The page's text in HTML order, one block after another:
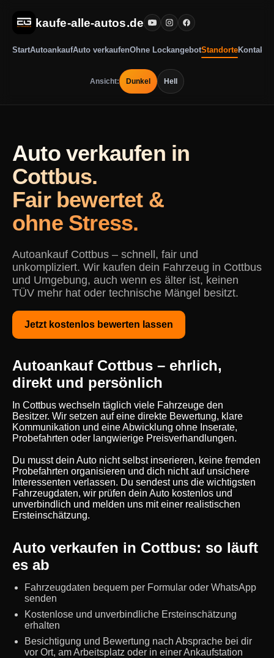
kaufe-alle-autos.de
StartAutoankaufAuto verkaufenOhne LockangebotStandorteKontakt
Ansicht: Dunkel Hell
Auto verkaufen in
Cottbus.
Fair bewertet &
ohne Stress.
Autoankauf Cottbus – schnell, fair und
unkompliziert. Wir kaufen dein Fahrzeug in Cottbus
und Umgebung, auch wenn es älter ist, keinen
TÜV mehr hat oder technische Mängel besitzt.
Jetzt kostenlos bewerten lassen
Autoankauf Cottbus – ehrlich,
direkt und persönlich
In Cottbus wechseln täglich viele Fahrzeuge den
Besitzer. Wir setzen auf eine direkte Bewertung, klare
Kommunikation und eine Abwicklung ohne Inserate,
Probefahrten oder langwierige Preisverhandlungen.
Du musst dein Auto nicht selbst inserieren, keine fremden
Probefahrten organisieren und dich nicht auf unsichere
Interessenten verlassen. Du sendest uns die wichtigsten
Fahrzeugdaten, wir prüfen dein Auto kostenlos und
unverbindlich und melden uns mit einer realistischen
Ersteinschätzung.
Auto verkaufen in Cottbus: so läuft
es ab
Fahrzeugdaten bequem per Formular oder WhatsApp
senden
Kostenlose und unverbindliche Ersteinschätzung
erhalten
Besichtigung und Bewertung nach Absprache bei dir
vor Ort, am Arbeitsplatz oder in einer Ankaufstation